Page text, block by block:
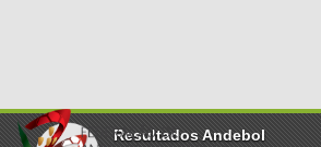
Resultados Andebol